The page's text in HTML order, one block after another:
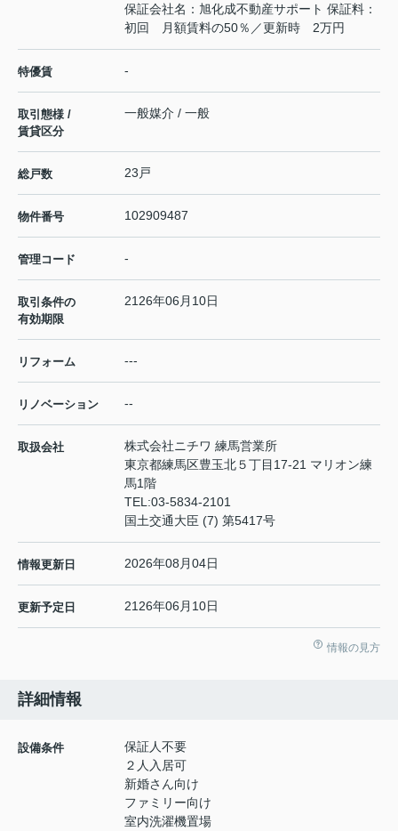
保証会社名：旭化成不動産サポート 保証料：
初回 月額賃料の50％／更新時 2万円
特優賃 -
取引態様 /
賃貸区分
一般媒介 / 一般
総戸数 23戸
物件番号 102909487
管理コード -
取引条件の
有効期限
2126年06月10日
リフォーム ---
リノベーション --
取扱会社
株式会社ニチワ 練馬営業所
東京都練馬区豊玉北５丁目17-21 マリオン練
馬1階
TEL:03-5834-2101
国土交通大臣 (7) 第5417号
情報更新日 2026年08月04日
更新予定日 2126年06月10日
情報の見方
詳細情報
設備条件
保証人不要
２人入居可
新婚さん向け
ファミリー向け
室内洗濯機置場